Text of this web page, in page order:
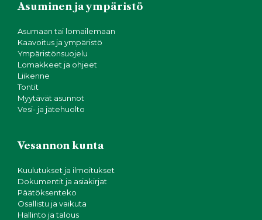
Asuminen ja ympäristö
Asumaan tai lomailemaan
Kaavoitus ja ympäristö
Ympäristönsuojelu
Lomakkeet ja ohjeet
Liikenne
Tontit
Myytävät asunnot
Vesi- ja jätehuolto
Vesannon kunta
Kuulutukset ja ilmoitukset
Dokumentit ja asiakirjat
Päätöksenteko
Osallistu ja vaikuta
Hallinto ja talous